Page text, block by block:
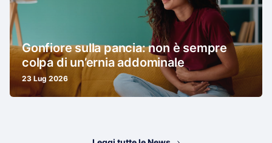
Gonfiore sulla pancia: non è sempre
colpa di un’ernia addominale
23 Lug 2026